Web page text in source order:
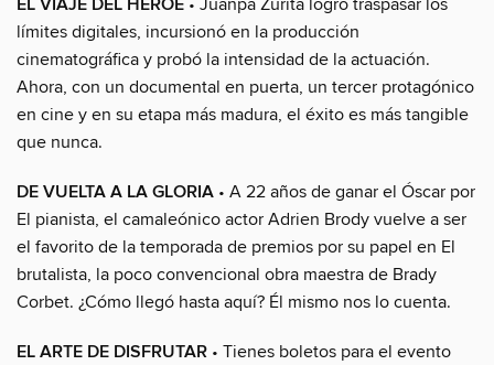
EL VIAJE DEL HEROE
límites digitales, incursionó en la producción
cinematográfica y probó la intensidad de la actuación.
Ahora, con un documental en puerta, un tercer protagónico
en cine y en su etapa más madura, el éxito es más tangible
que nunca.
DE VUELTA A LA GLORIA • A 22 años de ganar el Óscar por
El pianista, el camaleónico actor Adrien Brody vuelve a ser
el favorito de la temporada de premios por su papel en El
brutalista, la poco convencional obra maestra de Brady
Corbet. ¿Cómo llegó hasta aquí? Él mismo nos lo cuenta.
EL ARTE DE DISFRUTAR • Tienes boletos para el evento